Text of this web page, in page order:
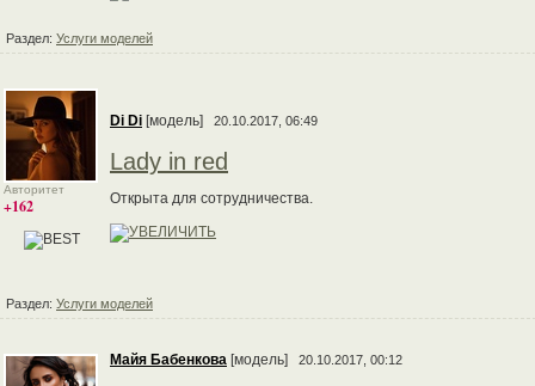
Раздел: Услуги моделей
Авторитет
+162
Di Di [модель] 20.10.2017, 06:49
Lady in red
Открыта для сотрудничества.
Раздел: Услуги моделей
Майя Бабенкова [модель] 20.10.2017, 00:12